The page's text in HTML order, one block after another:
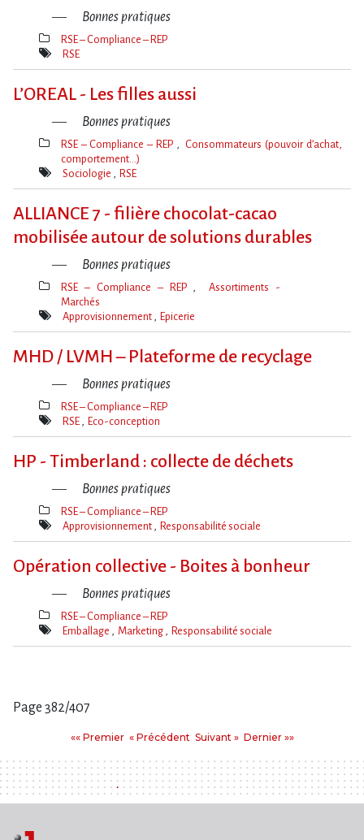
Bonnes pratiques
Thèmes(s)
RSE – Compliance – REP
Mot(s)-
RSE
L​‌’OREAL - Les filles aussi
Bonnes pratiques
Thèmes(s)
RSE – Compliance – REP
Consommateurs (pouvoir d’achat,
comportement…)
Mot(s)-
Sociologie RSE
ALLIANCE 7 - filière chocolat-cacao
mobilisée autour de solutions durables
Bonnes pratiques
Thèmes(s)
RSE – Compliance – REP
Assortiments -
Marchés
Mot(s)-
Approvisionnement Epicerie
MHD / LVMH – Plateforme de recyclage
Bonnes pratiques
Thèmes(s)
RSE – Compliance – REP
Mot(s)-
RSE Eco-conception
HP - Timberland : collecte de déchets
Bonnes pratiques
Thèmes(s)
RSE – Compliance – REP
Mot(s)-
Approvisionnement Responsabilité sociale
Opération collective - Boites à bonheur
Bonnes pratiques
Thèmes(s)
RSE – Compliance – REP
Mot(s)-
Emballage Marketing Responsabilité sociale
Page 382/407
«« PremierPremier
« PrécédentPrécédent
Suivant
Suivant » Dernier
Dernier »»